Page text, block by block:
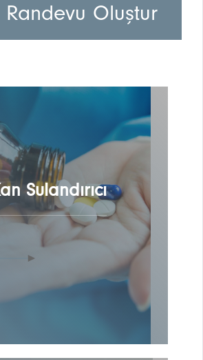
Oluştur
Sulandırıcı